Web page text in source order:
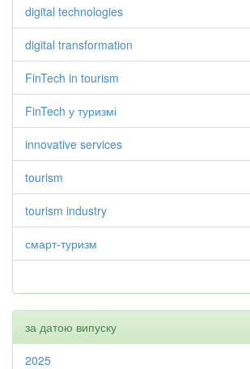
digital technologies
digital transformation
FinTech in tourism
FinTech у туризмі
innovative services
tourism
tourism industry
смарт-туризм
за датою випуску
2025